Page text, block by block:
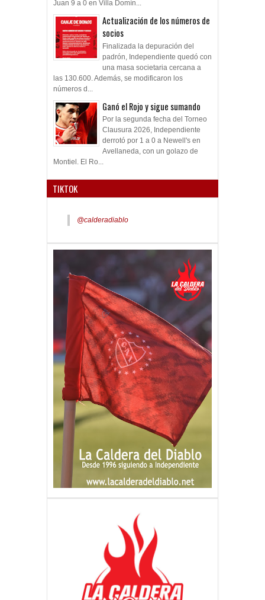
Juan 9 a 0 en Villa Domín...
Actualización de los números de
socios
Finalizada la depuración del
padrón, Independiente quedó con
una masa societaria cercana a
las 130.600. Además, se modificaron los
números d...
Ganó el Rojo y sigue sumando
Por la segunda fecha del Torneo
Clausura 2026, Independiente
derrotó por 1 a 0 a Newell's en
Avellaneda, con un golazo de
Montiel. El Ro...
TIKTOK
@calderadiablo